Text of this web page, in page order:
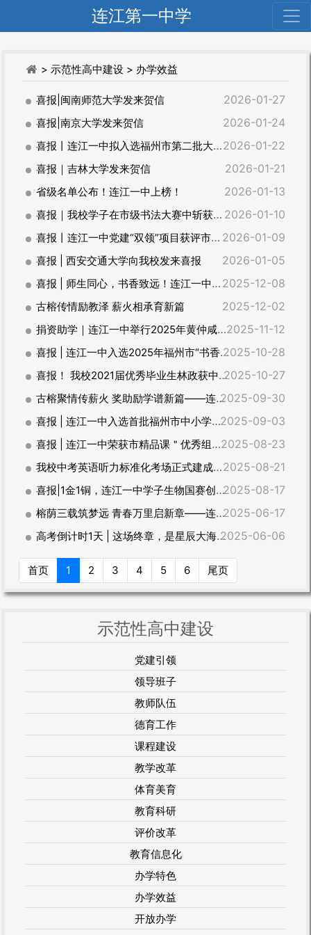
连江第一中学
> 示范性高中建设 > 办学效益
喜报|闽南师范大学发来贺信 2026-01-27
喜报|南京大学发来贺信 2026-01-24
喜报丨连江一中拟入选福州市第二批大中小学课程思政一体化创新实验学校 2026-01-22
喜报｜吉林大学发来贺信 2026-01-21
省级名单公布！连江一中上榜！ 2026-01-13
喜报｜我校学子在市级书法大赛中斩获佳绩，翰墨飘香展风采 2026-01-10
喜报丨连江一中党建“双领”项目获评市级优秀案例 2026-01-09
喜报 | 西安交通大学向我校发来喜报 2026-01-05
喜报 | 师生同心，书香致远！连江一中鲤鱼山校区师生共创佳绩 2025-12-08
古榕传情励教泽 薪火相承育新篇 2025-12-02
捐资助学｜连江一中举行2025年黄仲咸奖学金颁发仪式 2025-11-12
喜报 | 连江一中入选2025年福州市“书香校园”名单 2025-10-28
喜报！ 我校2021届优秀毕业生林政获中国国际大学生创新大赛金奖，母校为你骄傲！ 2025-10-27
古榕聚情传薪火 奖助励学谱新篇——连江一中2025年“八五奖助金”发放仪式纪实 2025-09-30
喜报 | 连江一中入选首批福州市中小学科学教育特色学校立项建设名单 2025-09-03
喜报 | 连江一中荣获市精品课＂优秀组织奖”殊荣！ 2025-08-23
我校中考英语听力标准化考场正式建成并投入使用 2025-08-21
喜报|1金1铜，连江一中学子生物国赛创造历史，获奖数位居全省第二 2025-08-17
榕荫三载筑梦远 青春万里启新章——连江一中建校102周年庆祝活动暨2025届高三毕业典礼 2025-06-17
高考倒计时1天 | 这场终章，是星辰大海的序曲 2025-06-06
首页 1 2 3 4 5 6 尾页
示范性高中建设
党建引领
领导班子
教师队伍
德育工作
课程建设
教学改革
体育美育
教育科研
评价改革
教育信息化
办学特色
办学效益
开放办学